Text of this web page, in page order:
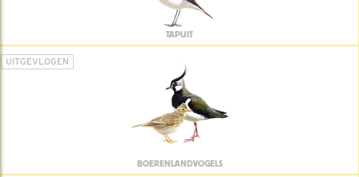
TAPUIT
UITGEVLOGEN
BOERENLANDVOGELS